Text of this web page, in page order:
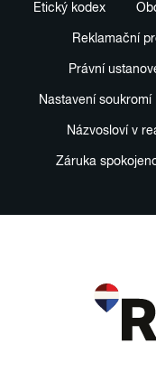
Etický kodex
Reklamační
Právní
Nastavení soukromí
Názvosloví v
Záruka